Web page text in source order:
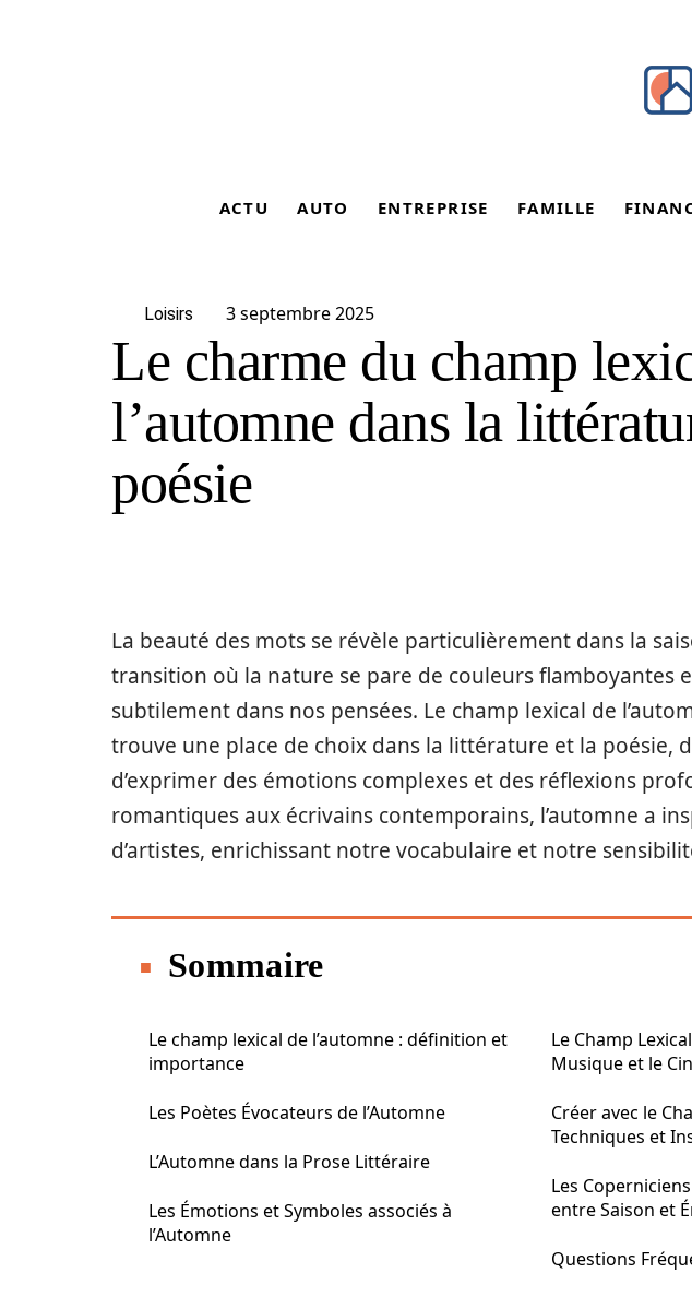
ACTU AUTO ENTREPRISE FAMILLE
Loisirs 3 septembre 2025
Le charme du champ
l’automne dans la
poésie
La beauté des mots se révèle particulièrement dans la
transition où la nature se pare de couleurs flamboyantes
subtilement dans nos pensées. Le champ lexical de
trouve une place de choix dans la littérature et la poésie,
d’exprimer des émotions complexes et des réflexions
romantiques aux écrivains contemporains, l’automne a
d’artistes, enrichissant notre vocabulaire et notre
Sommaire
Le champ lexical de l’automne : définition et
importance
Les Poètes Évocateurs de l’Automne
L’Automne dans la Prose Littéraire
Les Émotions et Symboles associés à
l’Automne
Le Champ
Musique et le
Créer avec le
Techniques et
Les
entre Saison et
Questions